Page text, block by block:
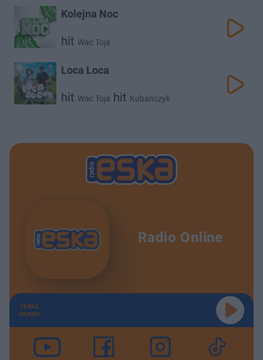
Kolejna Noc
hit Wac Toja
Loca Loca
hit Wac Toja hit Kubańczyk
Radio Online
TERAZ
GRAMY